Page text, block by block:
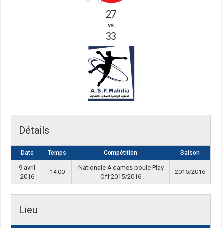
27
vs
33
Détails
Date Temps Compétition Saison
9 avril
2016
14:00
Nationale A dames poule Play
Off 2015/2016
2015/2016
Lieu